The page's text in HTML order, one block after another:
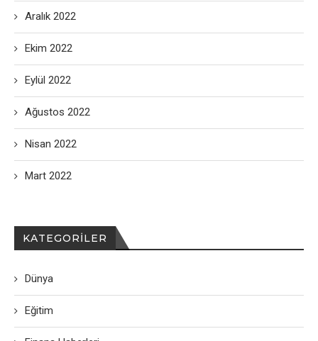
Aralık 2022
Ekim 2022
Eylül 2022
Ağustos 2022
Nisan 2022
Mart 2022
KATEGORILER
Dünya
Eğitim